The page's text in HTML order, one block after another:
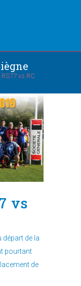
vs RC
vs
départ de la
pourtant
de